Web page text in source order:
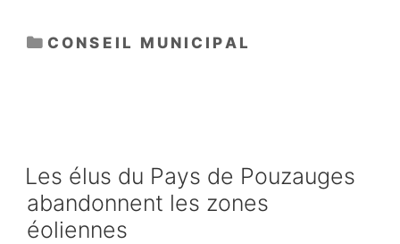
CATÉGORIES
CONSEIL MUNICIPAL
Les élus du Pays de Pouzauges
abandonnent les zones
éoliennes